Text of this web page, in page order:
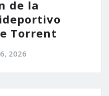
de la
Torrent
2026